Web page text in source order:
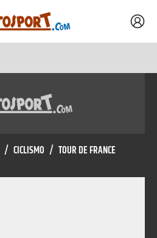
/ CICLISMO / TOUR DE FRANCE